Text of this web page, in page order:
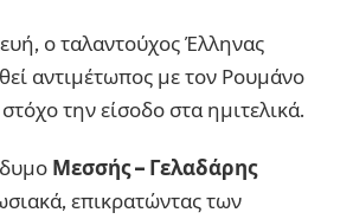
ο ταλαντούχος Έλληνας
αντιμέτωπος με τον Ρουμάνο
την είσοδο στα ημιτελικά.
Μεσσής – Γελαδάρης
επικρατώντας των